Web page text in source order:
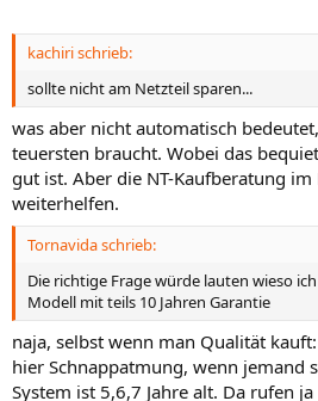
kachiri schrieb:
sollte nicht am Netzteil sparen...
was aber nicht automatisch
teuersten braucht. Wobei das
gut ist. Aber die NT-Kaufberatung
weiterhelfen.
Tornavida schrieb:
Die richtige Frage würde lauten wieso
Modell mit teils 10 Jahren Garantie
naja, selbst wenn man Qualität
hier Schnappatmung, wenn jemand
System ist 5,6,7 Jahre alt. Da rufen